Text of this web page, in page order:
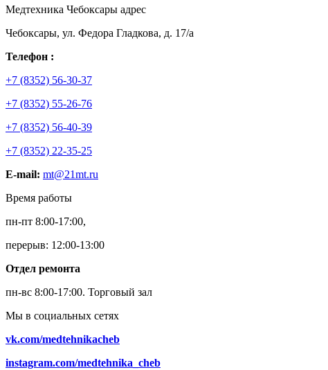
Медтехника Чебоксары адрес
Чебоксары, ул. Федора Гладкова, д. 17/а
Телефон :
+7 (8352) 56-30-37
+7 (8352) 55-26-76
+7 (8352) 56-40-39
+7 (8352) 22-35-25
E-mail: mt@21mt.ru
Время работы
пн-пт 8:00-17:00,
перерыв: 12:00-13:00
Отдел ремонта
пн-вс 8:00-17:00. Торговый зал
Мы в социальных сетях
vk.com/medtehnikacheb
instagram.com/medtehnika_cheb